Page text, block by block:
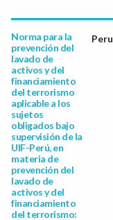
Norma para la
prevención del
lavado de
activos y del
financiamiento
del terrorismo
aplicable a los
sujetos
obligados bajo
supervisión de la
UIF-Perú, en
materia de
prevención del
lavado de
activos y del
financiamiento
del terrorismo:
Peru